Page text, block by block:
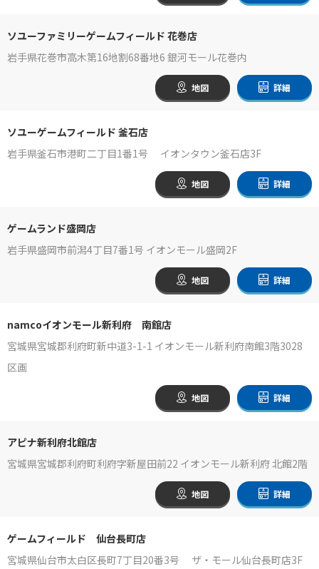
ソユーファミリーゲームフィールド 花巻店
岩手県花巻市高木第16地割68番地6 銀河モール花巻内
地図 詳細
ソユーゲームフィールド 釜石店
岩手県釜石市港町二丁目1番1号 イオンタウン釜石店3F
地図 詳細
ゲームランド盛岡店
岩手県盛岡市前潟4丁目7番1号 イオンモール盛岡2F
地図 詳細
namcoイオンモール新利府 南館店
宮城県宮城郡利府町新中道3-1-1 イオンモール新利府南館3階3028
区画
地図 詳細
アピナ新利府北館店
宮城県宮城郡利府町利府字新屋田前22 イオンモール新利府 北館2階
地図 詳細
ゲームフィールド 仙台長町店
宮城県仙台市太白区長町7丁目20番3号 ザ・モール仙台長町店3F